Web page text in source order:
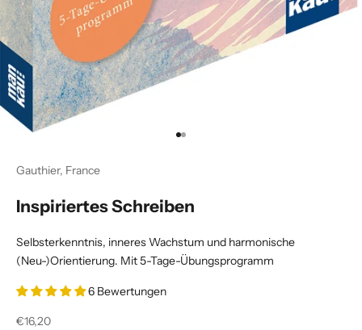
Gehe zu Element 1
Gehe zu Element 2
Gauthier, France
Inspiriertes Schreiben
Selbsterkenntnis, inneres Wachstum und harmonische
(Neu-)Orientierung. Mit 5-Tage-Übungsprogramm
6 Bewertungen
Angebot
€16,20